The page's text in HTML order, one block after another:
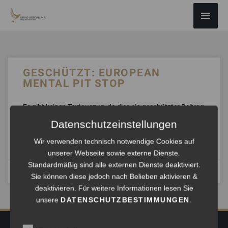
INHALT
GESCHÜTZT: EUROPEAN
MENTAL PIT STOP
Es gibt keinen Textauszug, da dies ein geschützter Beitrag
ANHÖREN »
September 29, 2025
Datenschutzeinstellungen
Wir verwenden technisch notwendige Cookies auf
unserer Webseite sowie externe Dienste.
Standardmäßig sind alle externen Dienste deaktiviert.
Sie können diese jedoch nach Belieben aktivieren &
deaktivieren. Für weitere Informationen lesen Sie
unsereDATENSCHUTZBESTIMMUNGEN.